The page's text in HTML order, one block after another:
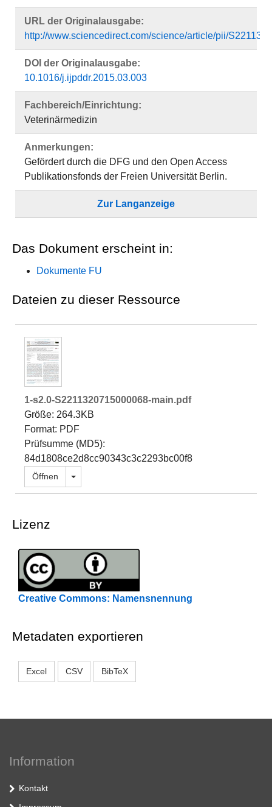
URL der Originalausgabe:
http://www.sciencedirect.com/science/article/pii/
DOI der Originalausgabe:
10.1016/j.ijpddr.2015.03.003
Fachbereich/Einrichtung:
Veterinärmedizin
Anmerkungen:
Gefördert durch die DFG und den Open Access
Publikationsfonds der Freien Universität Berlin.
Zur Langanzeige
Das Dokument erscheint in:
Dokumente FU
Dateien zu dieser Ressource
1-s2.0-S2211320715000068-main.pdf
Größe: 264.3KB
Format: PDF
Prüfsumme (MD5):
84d1808ce2d8cc90343c3c2293bc00f8
Öffnen Dropdown öffnen
Lizenz
Creative Commons: Namensnennung
Metadaten exportieren
Excel CSV BibTeX
Information
Kontakt